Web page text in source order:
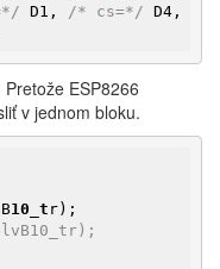
D1, /* cs=*/
ESP8266
v jednom bloku.
10_t r);